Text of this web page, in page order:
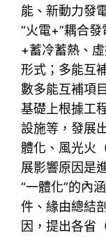
能、新動力發
“火電+”耦合
+蓄冷蓄熱、
形式；多能互
數多能互補項
基礎上根據工
設施等，發展
體化、風光火
展影響原因是
“一體化”的內
件、緣由總結
因，提出各省